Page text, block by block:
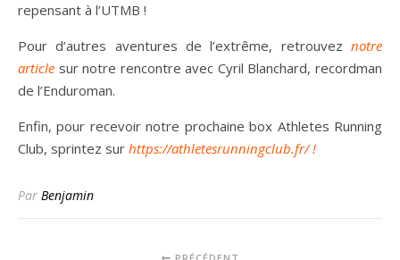
repensant à l’UTMB !
Pour d’autres aventures de l’extrême, retrouvez notre
article sur notre rencontre avec Cyril Blanchard, recordman
de l’Enduroman.
Enfin, pour recevoir notre prochaine box Athletes Running
Club, sprintez sur https://athletesrunningclub.fr/ !
Par Benjamin